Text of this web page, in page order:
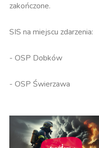
zakończone.
SIS na miejscu zdarzenia:
- OSP Dobków
- OSP Świerzawa